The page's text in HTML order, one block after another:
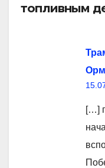
топливным
[…]